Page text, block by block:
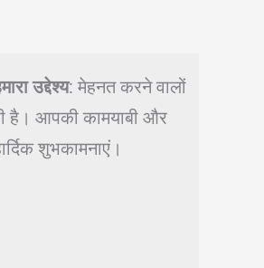
उद्देश्य: मेहनत करने वालों
है। आपकी कामयाबी और
शुभकामनाएं।